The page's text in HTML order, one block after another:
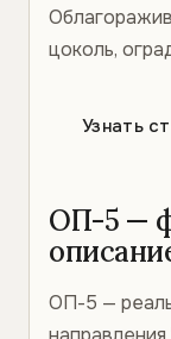
цоколь,
Узнать
ОП-5 —
ОП-5 —